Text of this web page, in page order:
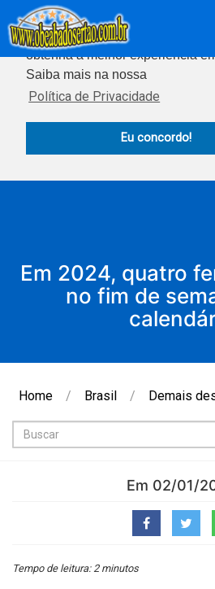
Este site usa cookies para
obtenha a melhor experiência
Saiba mais na nossa
Política de Privacidade
Eu concordo!
Em 2024, quatro
no fim de
Home / Brasil / Demais
Buscar
Em 02/01/
Tempo de leitura: 2 minutos